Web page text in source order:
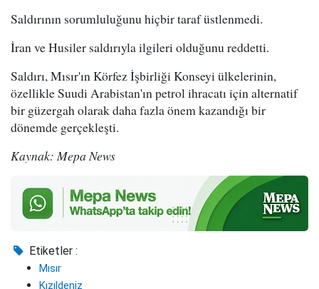
Saldırının sorumluluğunu hiçbir taraf üstlenmedi.
İran ve Husiler saldırıyla ilgileri olduğunu reddetti.
Saldırı, Mısır'ın Körfez İşbirliği Konseyi ülkelerinin,
özellikle Suudi Arabistan'ın petrol ihracatı için alternatif
bir güzergah olarak daha fazla önem kazandığı bir
dönemde gerçekleşti.
Kaynak: Mepa News
Etiketler :
Mısır
Kızıldeniz